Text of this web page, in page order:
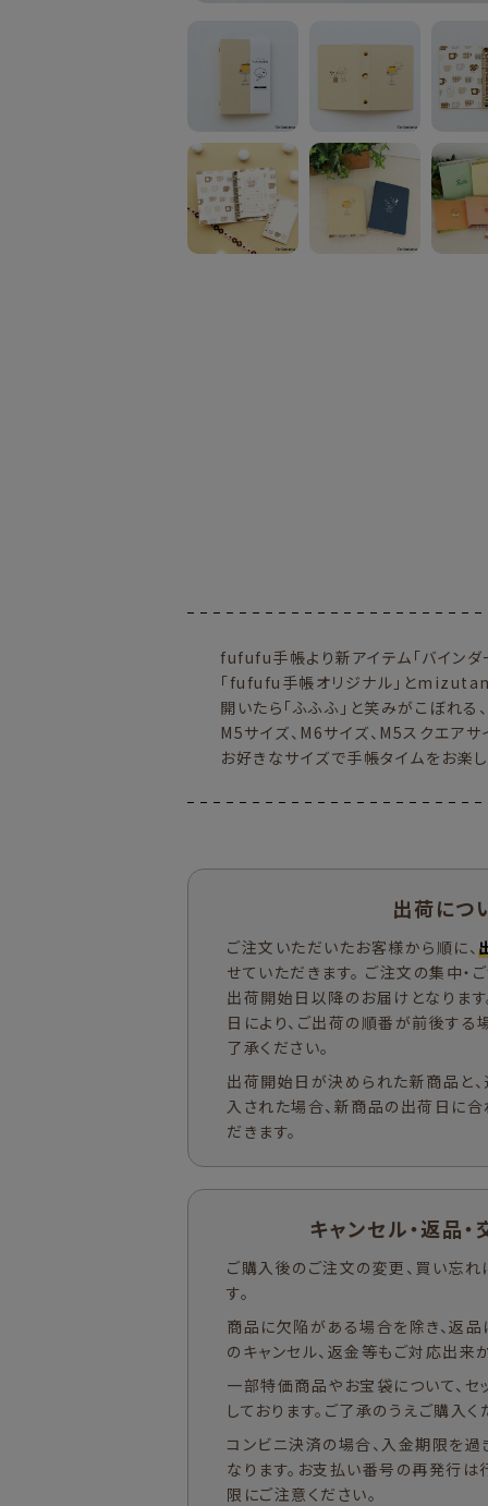
fufufu手帳より新アイテム「バインダ
「fufufu手帳オリジナル」と
開いたら「ふふふ」と笑みがこぼれる
M5サイズ、M6サイズ、M5スクエア
お好きなサイズで手帳タイムをお楽
出荷につ
ご注文いただいたお客様から順に、
せていただきます。 ご注文の集中・
出荷開始日以降のお届けとなりま
日により、ご出荷の順番が前後する
了承ください。
出荷開始日が決められた新商品と
入された場合、新商品の出荷日に
だきます。
キャンセル・返品
ご購入後のご注文の変更、買い忘
す。
商品に欠陥がある場合を除き、返品
のキャンセル、返金等もご対応出来
一部特価商品やお宝袋について、セ
しております。ご了承のうえご購入く
コンビニ決済の場合、入金期限を過
なります。お支払い番号の再発行は
限にご注意ください。